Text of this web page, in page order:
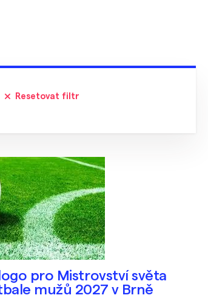
Resetovat filtr
pro Mistrovství světa
mužů 2027 v Brně